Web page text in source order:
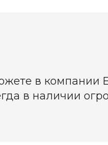
в компании
в наличии